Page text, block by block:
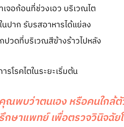
เจอก้อนที่ช่วงเอว บริเวณไต
นปาก รับรสอาหารได้แย่ลง
ปวดที่บริเวณสีข้างร้าวไปหลัง
ณพบว่าตนเอง หรือคนใกล้ตั
กษาแพทย์ เพื่อตรวจวินิจฉัย